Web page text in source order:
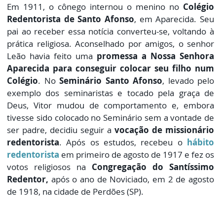
Em 1911, o cônego internou o menino no Colégio
Redentorista de Santo Afonso, em Aparecida. Seu
pai ao receber essa notícia converteu-se, voltando à
prática religiosa. Aconselhado por amigos, o senhor
Leão havia feito uma promessa a Nossa Senhora
Aparecida para conseguir colocar seu filho num
Colégio. No Seminário Santo Afonso, levado pelo
exemplo dos seminaristas e tocado pela graça de
Deus, Vitor mudou de comportamento e, embora
tivesse sido colocado no Seminário sem a vontade de
ser padre, decidiu seguir a vocação de missionário
redentorista. Após os estudos, recebeu ohábito
redentorista em primeiro de agosto de 1917 e fez os
votos religiosos na Congregação do Santíssimo
Redentor, após o ano de Noviciado, em 2 de agosto
de 1918, na cidade de Perdões (SP).